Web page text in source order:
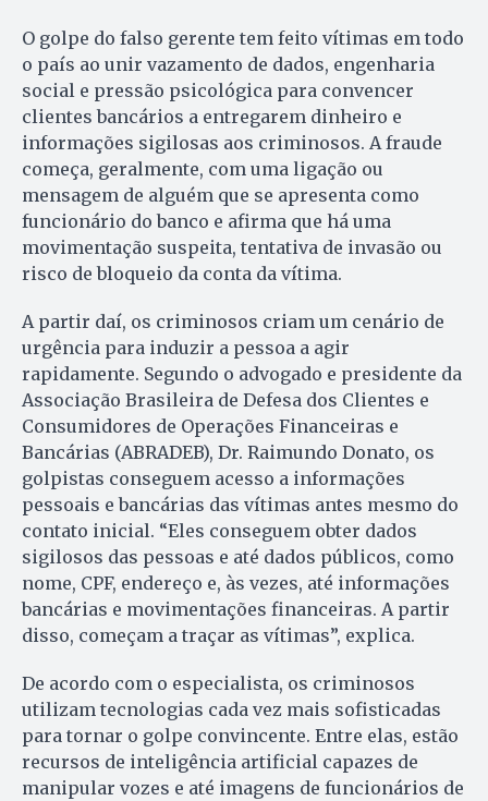
O golpe do falso gerente tem feito vítimas em todo
o país ao unir vazamento de dados, engenharia
social e pressão psicológica para convencer
clientes bancários a entregarem dinheiro e
informações sigilosas aos criminosos. A fraude
começa, geralmente, com uma ligação ou
mensagem de alguém que se apresenta como
funcionário do banco e afirma que há uma
movimentação suspeita, tentativa de invasão ou
risco de bloqueio da conta da vítima.
A partir daí, os criminosos criam um cenário de
urgência para induzir a pessoa a agir
rapidamente. Segundo o advogado e presidente da
Associação Brasileira de Defesa dos Clientes e
Consumidores de Operações Financeiras e
Bancárias (ABRADEB), Dr. Raimundo Donato, os
golpistas conseguem acesso a informações
pessoais e bancárias das vítimas antes mesmo do
contato inicial. “Eles conseguem obter dados
sigilosos das pessoas e até dados públicos, como
nome, CPF, endereço e, às vezes, até informações
bancárias e movimentações financeiras. A partir
disso, começam a traçar as vítimas”, explica.
De acordo com o especialista, os criminosos
utilizam tecnologias cada vez mais sofisticadas
para tornar o golpe convincente. Entre elas, estão
recursos de inteligência artificial capazes de
manipular vozes e até imagens de funcionários de